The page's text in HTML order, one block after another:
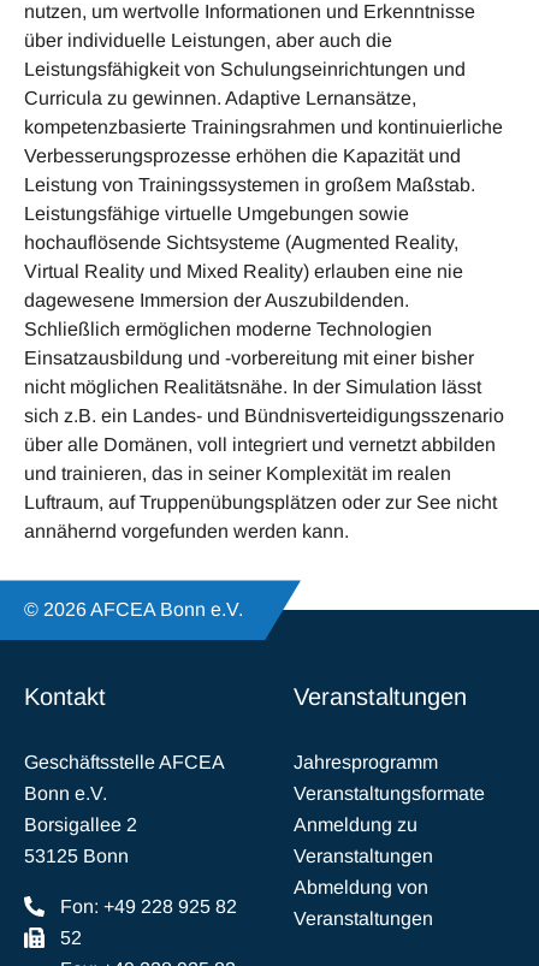
nutzen, um wertvolle Informationen und Erkenntnisse
über individuelle Leistungen, aber auch die
Leistungsfähigkeit von Schulungseinrichtungen und
Curricula zu gewinnen. Adaptive Lernansätze,
kompetenzbasierte Trainingsrahmen und kontinuierliche
Verbesserungsprozesse erhöhen die Kapazität und
Leistung von Trainingssystemen in großem Maßstab.
Leistungsfähige virtuelle Umgebungen sowie
hochauflösende Sichtsysteme (Augmented Reality,
Virtual Reality und Mixed Reality) erlauben eine nie
dagewesene Immersion der Auszubildenden.
Schließlich ermöglichen moderne Technologien
Einsatzausbildung und -vorbereitung mit einer bisher
nicht möglichen Realitätsnähe. In der Simulation lässt
sich z.B. ein Landes- und Bündnisverteidigungsszenario
über alle Domänen, voll integriert und vernetzt abbilden
und trainieren, das in seiner Komplexität im realen
Luftraum, auf Truppenübungsplätzen oder zur See nicht
annähernd vorgefunden werden kann.
© 2026 AFCEA Bonn e.V.
Kontakt
Geschäftsstelle AFCEA
Bonn e.V.
Borsigallee 2
53125 Bonn
Fon: +49 228 925 82
52
Veranstaltungen
Jahresprogramm
Veranstaltungsformate
Anmeldung zu
Veranstaltungen
Abmeldung von
Veranstaltungen